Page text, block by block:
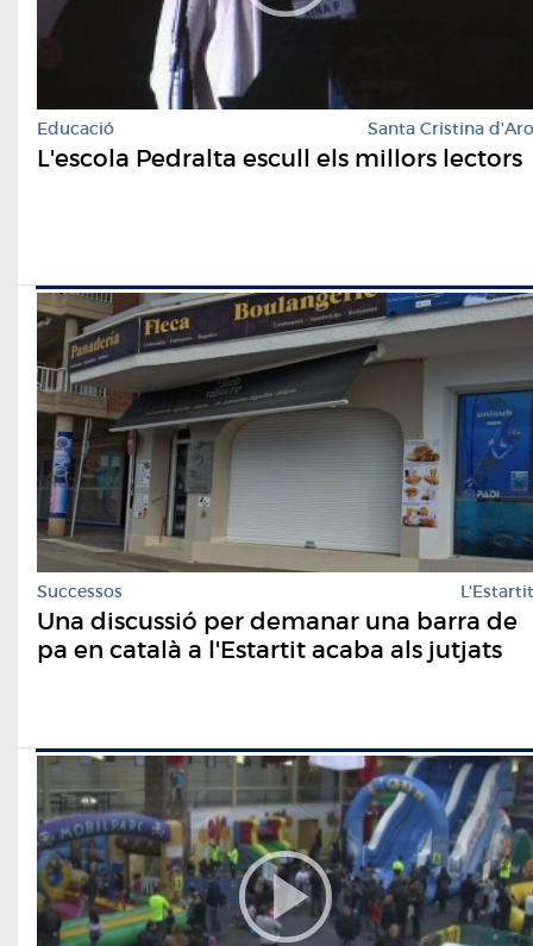
Educació Santa Cristina d'Aro
L'escola Pedralta escull els millors lectors
Successos L'Estartit
Una discussió per demanar una barra de
pa en català a l'Estartit acaba als jutjats